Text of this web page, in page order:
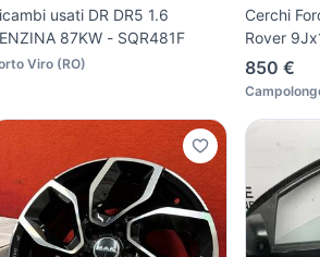
usati DR DR5 1.6
87KW - SQR481F
Viro (RO)
Cerchi
Rover
850 €